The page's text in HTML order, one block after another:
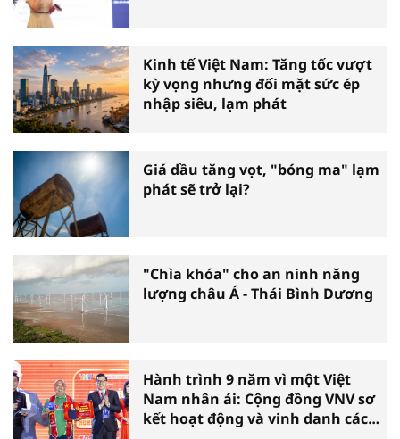
Kinh tế Việt Nam: Tăng tốc vượt
kỳ vọng nhưng đối mặt sức ép
nhập siêu, lạm phát
Giá dầu tăng vọt, "bóng ma" lạm
phát sẽ trở lại?
"Chìa khóa" cho an ninh năng
lượng châu Á - Thái Bình Dương
Hành trình 9 năm vì một Việt
Nam nhân ái: Cộng đồng VNV sơ
kết hoạt động và vinh danh các